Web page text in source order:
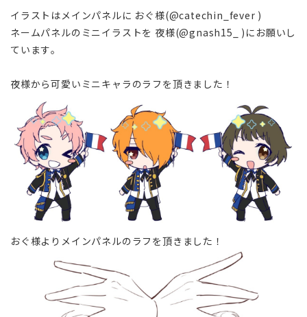
イラストはメインパネルに おぐ様(@catechin_fever )
ネームパネルのミニイラストを 夜様(@gnash15_ )にお願いし
ています。
夜様から可愛いミニキャラのラフを頂きました！
おぐ様よりメインパネルのラフを頂きました！